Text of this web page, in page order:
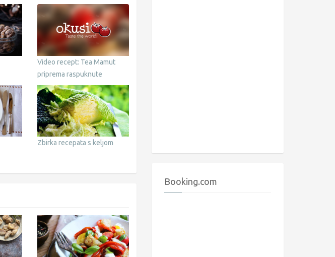
Video recept: Tea Mamut
priprema raspuknute
kolačiće
Zbirka recepata s keljom
Booking.com